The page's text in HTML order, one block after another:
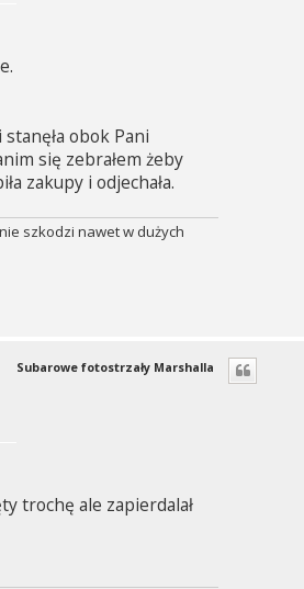
stanęła obok Pani
się zebrałem żeby
zakupy i odjechała.
szkodzi nawet w dużych
Subarowe fotostrzały Marshalla
trochę ale zapierdalał